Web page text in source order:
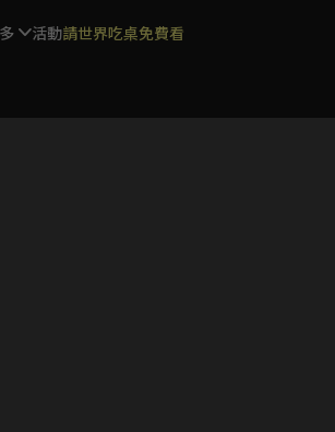
活動請世界吃桌免費看